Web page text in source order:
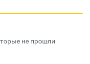
не прошли